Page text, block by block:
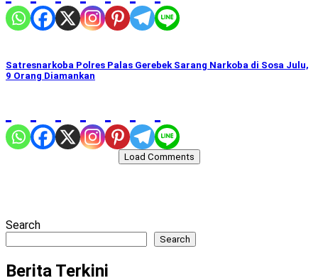
Satresnarkoba Polres Palas Gerebek Sarang Narkoba di Sosa Julu,
9 Orang Diamankan
Load Comments
Search
Search
Berita Terkini